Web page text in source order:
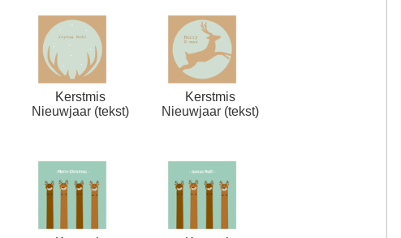
Kerstmis
Nieuwjaar (tekst)
Kerstmis
Nieuwjaar (tekst)